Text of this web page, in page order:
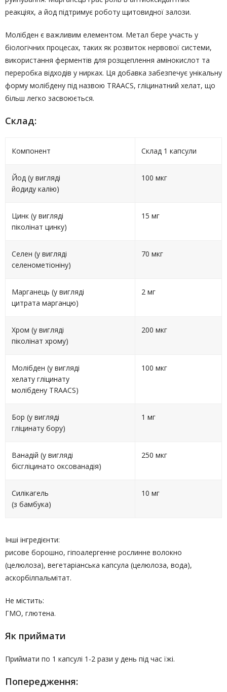
реакціях, а йод підтримує роботу щитовидної залози.
Молібден є важливим елементом. Метал бере участь у
біологічних процесах, таких як розвиток нервової системи,
використання ферментів для розщеплення амінокислот та
переробка відходів у нирках. Ця добавка забезпечує унікальну
форму молібдену під назвою TRAACS, гліцинатний хелат, що
більш легко засвоюється.
Склад:
Компонент Склад 1 капсули
Йод (у вигляді
йодиду калію)
100 мкг
Цинк (у вигляді
піколінат цинку)
15 мг
Селен (у вигляді
селенометіоніну)
70 мкг
Марганець (у вигляді
цитрата марганцю)
2 мг
Хром (у вигляді
піколінат хрому)
200 мкг
Молібден (у вигляді
хелату гліцинату
молібдену TRAACS)
100 мкг
Бор (у вигляді
гліцинату бору)
1 мг
Ванадій (у вигляді
бісгліцинато оксованадія)
250 мкг
Силікагель
(з бамбука)
10 мг
Інші інгредієнти:
рисове борошно, гіпоалергенне рослинне волокно
(целюлоза), вегетаріанська капсула (целюлоза, вода),
аскорбілпальмітат.
Не містить:
ГМО, глютена.
Як приймати
Приймати по 1 капсулі 1-2 рази у день під час їжі.
Попередження: